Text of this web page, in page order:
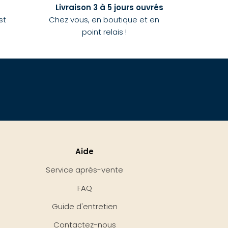
Livraison 3 à 5 jours ouvrés
Chez vous, en boutique et en
point relais !
Aide
Service après-vente
FAQ
Guide d'entretien
Contactez-nous